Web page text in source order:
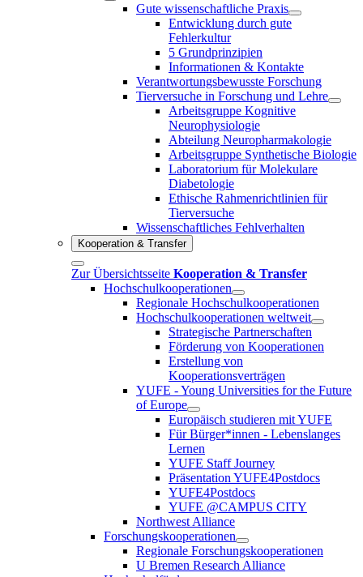
Gute wissenschaftliche Praxis
Entwicklung durch gute
Fehlerkultur
5 Grundprinzipien
Informationen & Kontakte
Verantwortungsbewusste Forschung
Tierversuche in Forschung und Lehre
Arbeitsgruppe Kognitive
Neurophysiologie
Abteilung Neuropharmakologie
Arbeitsgruppe Synthetische Biologie
Laboratorium für Molekulare
Diabetologie
Ethische Rahmenrichtlinien für
Tierversuche
Wissenschaftliches Fehlverhalten
Kooperation & Transfer
Zur Übersichtsseite Kooperation & Transfer
Hochschulkooperationen
Regionale Hochschulkooperationen
Hochschulkooperationen weltweit
Strategische Partnerschaften
Förderung von Kooperationen
Erstellung von
Kooperationsverträgen
YUFE - Young Universities for the Future
of Europe
Europäisch studieren mit YUFE
Für Bürger*innen - Lebenslanges
Lernen
YUFE Staff Journey
Präsentation YUFE4Postdocs
YUFE4Postdocs
YUFE @CAMPUS CITY
Northwest Alliance
Forschungskooperationen
Regionale Forschungskooperationen
U Bremen Research Alliance